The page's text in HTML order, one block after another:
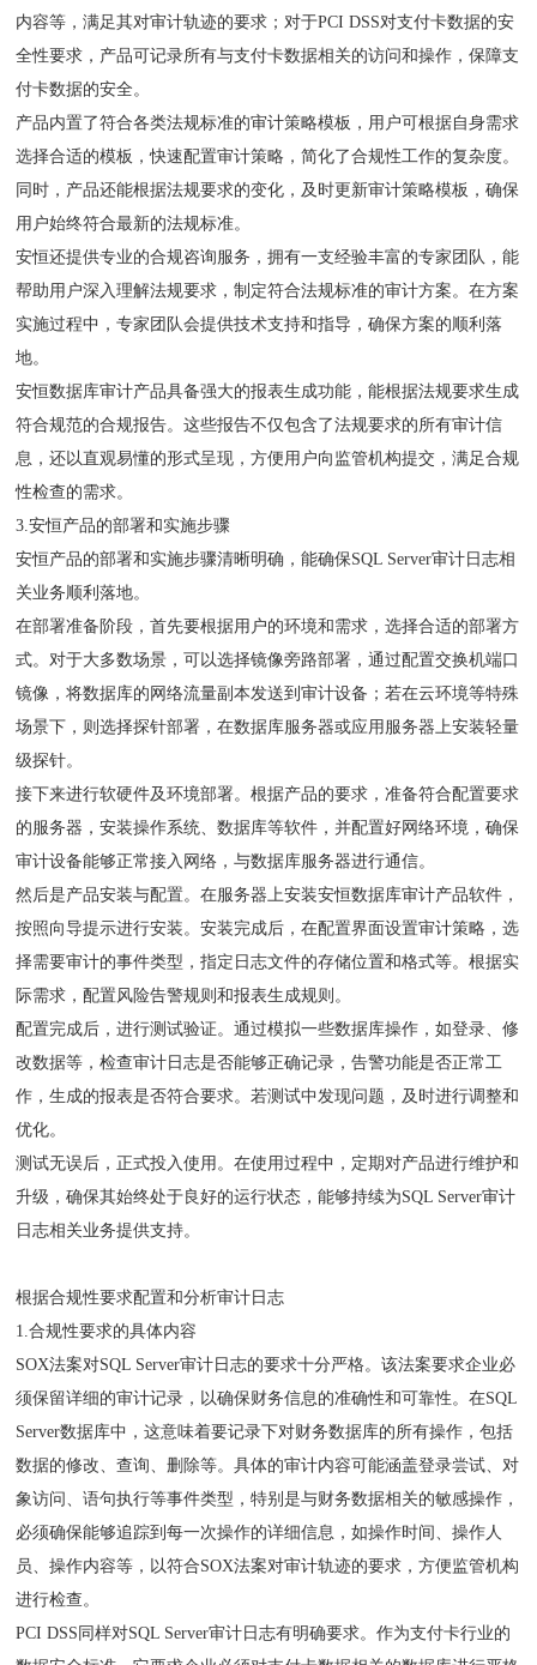
内容等，满足其对审计轨迹的要求；对于PCI DSS对支付卡数据的安
全性要求，产品可记录所有与支付卡数据相关的访问和操作，保障支
付卡数据的安全。
产品内置了符合各类法规标准的审计策略模板，用户可根据自身需求
选择合适的模板，快速配置审计策略，简化了合规性工作的复杂度。
同时，产品还能根据法规要求的变化，及时更新审计策略模板，确保
用户始终符合最新的法规标准。
安恒还提供专业的合规咨询服务，拥有一支经验丰富的专家团队，能
帮助用户深入理解法规要求，制定符合法规标准的审计方案。在方案
实施过程中，专家团队会提供技术支持和指导，确保方案的顺利落
地。
安恒数据库审计产品具备强大的报表生成功能，能根据法规要求生成
符合规范的合规报告。这些报告不仅包含了法规要求的所有审计信
息，还以直观易懂的形式呈现，方便用户向监管机构提交，满足合规
性检查的需求。
3.安恒产品的部署和实施步骤
安恒产品的部署和实施步骤清晰明确，能确保SQL Server审计日志相
关业务顺利落地。
在部署准备阶段，首先要根据用户的环境和需求，选择合适的部署方
式。对于大多数场景，可以选择镜像旁路部署，通过配置交换机端口
镜像，将数据库的网络流量副本发送到审计设备；若在云环境等特殊
场景下，则选择探针部署，在数据库服务器或应用服务器上安装轻量
级探针。
接下来进行软硬件及环境部署。根据产品的要求，准备符合配置要求
的服务器，安装操作系统、数据库等软件，并配置好网络环境，确保
审计设备能够正常接入网络，与数据库服务器进行通信。
然后是产品安装与配置。在服务器上安装安恒数据库审计产品软件，
按照向导提示进行安装。安装完成后，在配置界面设置审计策略，选
择需要审计的事件类型，指定日志文件的存储位置和格式等。根据实
际需求，配置风险告警规则和报表生成规则。
配置完成后，进行测试验证。通过模拟一些数据库操作，如登录、修
改数据等，检查审计日志是否能够正确记录，告警功能是否正常工
作，生成的报表是否符合要求。若测试中发现问题，及时进行调整和
优化。
测试无误后，正式投入使用。在使用过程中，定期对产品进行维护和
升级，确保其始终处于良好的运行状态，能够持续为SQL Server审计
日志相关业务提供支持。
根据合规性要求配置和分析审计日志
1.合规性要求的具体内容
SOX法案对SQL Server审计日志的要求十分严格。该法案要求企业必
须保留详细的审计记录，以确保财务信息的准确性和可靠性。在SQL
Server数据库中，这意味着要记录下对财务数据库的所有操作，包括
数据的修改、查询、删除等。具体的审计内容可能涵盖登录尝试、对
象访问、语句执行等事件类型，特别是与财务数据相关的敏感操作，
必须确保能够追踪到每一次操作的详细信息，如操作时间、操作人
员、操作内容等，以符合SOX法案对审计轨迹的要求，方便监管机构
进行检查。
PCI DSS同样对SQL Server审计日志有明确要求。作为支付卡行业的